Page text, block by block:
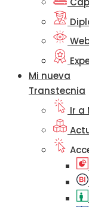
Mi nueva
Transtecnia
Ir a